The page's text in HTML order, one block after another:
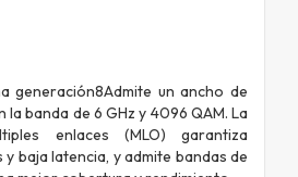
generación8Admite un ancho de
la banda de 6 GHz y 4096 QAM. La
enlaces (MLO) garantiza
baja latencia, y admite bandas de